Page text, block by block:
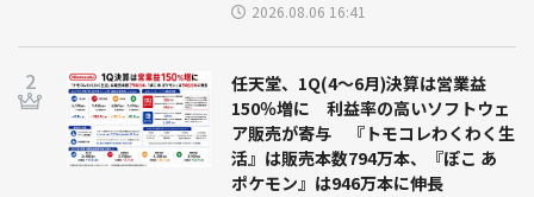
2026.08.06 16:41
任天堂、1Q(4～6月)決算は営業益
150％増に 利益率の高いソフトウェ
ア販売が寄与 『トモコレわくわく生
活』は販売本数794万本、『ぽこ あ
ポケモン』は946万本に伸長